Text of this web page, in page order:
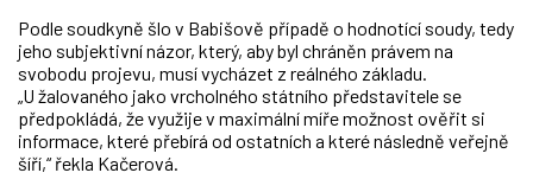
Podle soudkyně šlo v Babišově případě o hodnotící soudy, tedy
jeho subjektivní názor, který, aby byl chráněn právem na
svobodu projevu, musí vycházet z reálného základu.
„U žalovaného jako vrcholného státního představitele se
předpokládá, že využije v maximální míře možnost ověřit si
informace, které přebírá od ostatních a které následně veřejně
šíří,“ řekla Kačerová.